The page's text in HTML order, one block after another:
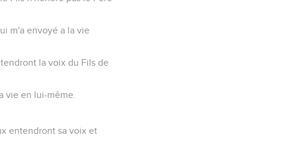
m'a envoyé a la vie
la voix du Fils de
vie en lui-même.
entendront sa voix et